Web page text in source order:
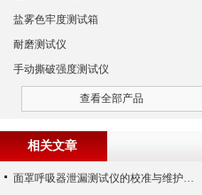
盐雾色牢度测试箱
耐磨测试仪
手动撕破强度测试仪
查看全部产品
相关文章
面罩呼吸器泄漏测试仪的校准与维护技巧